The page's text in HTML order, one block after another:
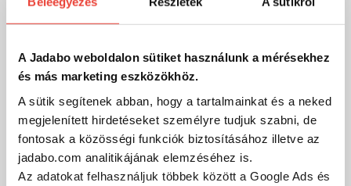
A Jadabo weboldalon sütiket használunk a mérésekhez
és más marketing eszközökhöz.
A sütik segítenek abban, hogy a tartalmainkat és a neked
megjelenített hirdetéseket személyre tudjuk szabni, de
fontosak a közösségi funkciók biztosításához illetve az
jadabo.com analitikájának elemzéséhez is.
Az adatokat felhasználjuk többek között a Google Ads és
imitációk, és üveges, konzerv csalik is kerültek az akciós
termékek közé!
Már közel 70 ezer horgász termék a Jadabo webshopjában!
Nálunk mindent megtalálsz egy helyen: legyen szó feeder,
pergető vagy bojlis horgászatról - hagyományos vagy
technológiai alapú pecáról, van mindenünk, amire
szükséged lehet a vízparton!
➡ Több mint 250 márka